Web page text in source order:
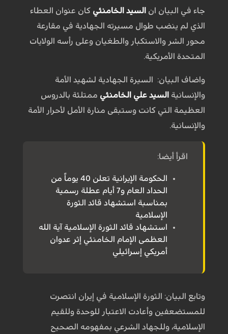
جاء في البيان ان السيد الخامنئي كان عنوان العطاء
الذي لم ينضب طوال مسيرته الجهادية في مقارعة
محور الشر والاستكبار والطغيان وعلى رأسه الولايات
المتحدة الأمريكية.
واضاف البيان: السيرة الجهادية لشهيد الأمة
والإنسانية السيد علي الخامنئي ممتلئة بالدروس
العظيمة التي كانت وستبقى منارة الأمل لأحرار الأمة
والإنسانية.
اقرأ أيضا:
الحكومة الإيرانية تعلن 40 يوماً من
الحداد العام و7 أيام عطلة رسمية
بمناسبة استشهاد قائد الثورة
الإسلامية
استشهاد قائد الثورة الإسلامية آية الله
العظمى الإمام الخامنئي إثر عدوان
أمريكي إسرائيلي
وتابع البيان: الثورة الإسلامية في إيران انتصرت
للمستضعفين وأعادت الاعتبار للوحدة وللقيم
الإسلامية، وللجهاد الشرعي بمفهومه الصحيح